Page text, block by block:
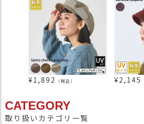
¥1,892 （税込） ¥2,145
CATEGORY
取り扱いカテゴリ一覧